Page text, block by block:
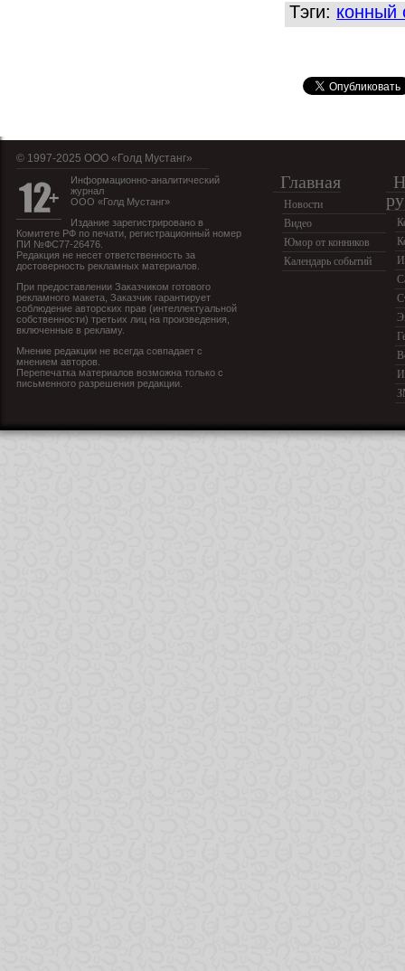
Тэги: конный
© 1997-2025 OOO «Голд Мустанг»
Информационно-аналитический
журнал
ООО «Голд Мустанг»
Издание зарегистрировано в
Комитете РФ по печати, регистрационный номер
ПИ №ФС77-26476.
Редакция не несет ответственность за
достоверность рекламных материалов.
При предоставлении Заказчиком готового
рекламного макета, Заказчик гарантирует
соблюдение авторских прав (интеллектуальной
собственности) третьих лиц на произведения,
включенные в рекламу.
Мнение редакции не всегда совпадает с
мнением авторов.
Перепечатка материалов возможна только с
письменного разрешения редакции.
Главная
Новости
Видео
Юмор от конников
Календарь событий